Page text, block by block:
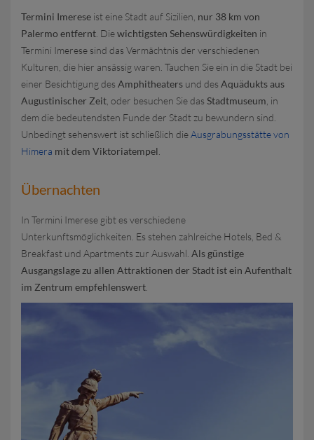
Termini Imerese ist eine Stadt auf Sizilien, nur 38 km von
Palermo entfernt . Diewichtigsten Sehenswürdigkeiten in
Termini Imerese sind das Vermächtnis der verschiedenen
Kulturen, die hier ansässig waren. Tauchen Sie ein in die Stadt bei
einer Besichtigung des Amphitheaters und des Aquädukts aus
Augustinischer Zeit , oder besuchen Sie das Stadtmuseum , in
dem die bedeutendsten Funde der Stadt zu bewundern sind.
Unbedingt sehenswert ist schließlich dieAusgrabungsstätte von
Himera mit dem Viktoriatempel
Übernachten
In Termini Imerese gibt es verschiedene
Unterkunftsmöglichkeiten. Es stehen zahlreiche Hotels, Bed &
Breakfast und Apartments zur Auswahl. Als günstige
Ausgangslage zu allen Attraktionen der Stadt ist ein Aufenthalt
im Zentrum empfehlenswert